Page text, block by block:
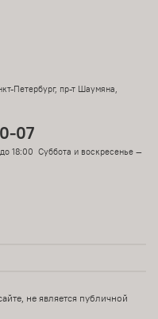
Петербург, пр-т Шаумяна,
07
18:00 Суббота и воскресенье —
не является публичной